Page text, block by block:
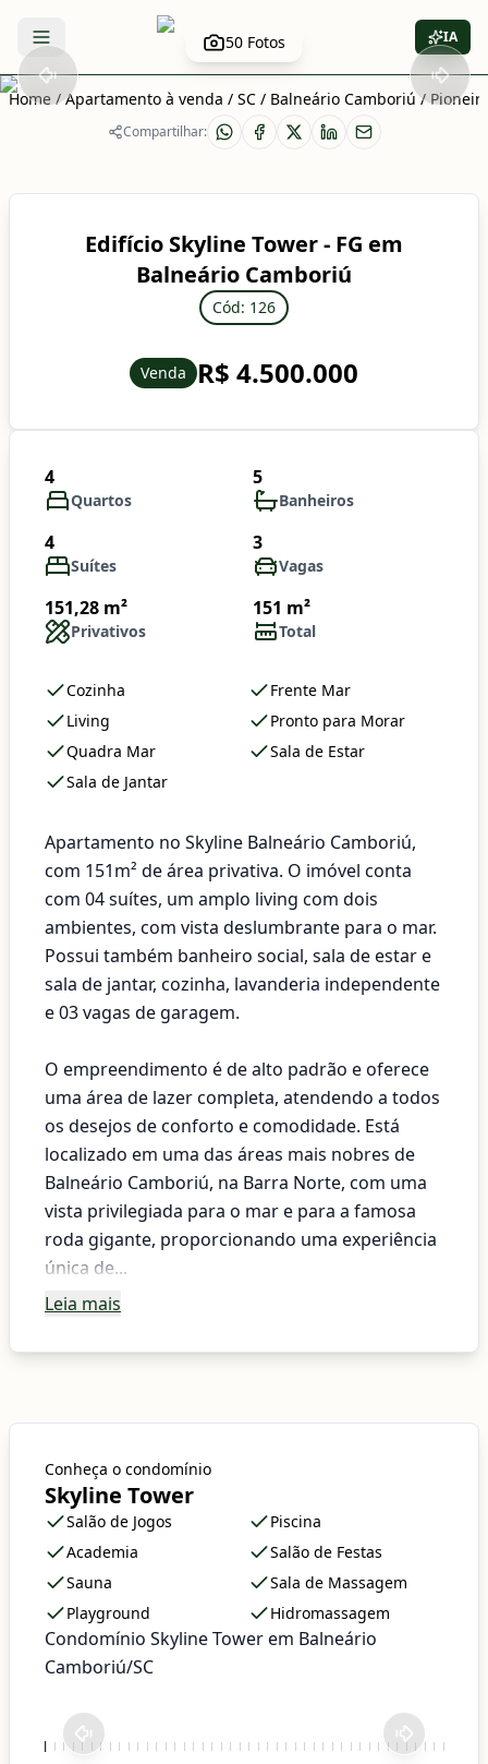
Abrir menu IA
50 Fotos
Home / Apartamento à venda / SC / Balneário Camboriú /
Compartilhar:
Edifício Skyline Tower - FG em
Balneário Camboriú
Cód: 126
Venda R$ 4.500.000
4
Quartos
5
Banheiros
4
Suítes
3
Vagas
151,28 m²
Privativos
151 m²
Total
Cozinha
Frente Mar
Living
Pronto para Morar
Quadra Mar
Sala de Estar
Sala de Jantar
Apartamento no Skyline Balneário Camboriú,
com 151m² de área privativa. O imóvel conta
com 04 suítes, um amplo living com dois
ambientes, com vista deslumbrante para o mar.
Possui também banheiro social, sala de estar e
sala de jantar, cozinha, lavanderia independente
e 03 vagas de garagem.
O empreendimento é de alto padrão e oferece
uma área de lazer completa, atendendo a todos
os desejos de conforto e comodidade. Está
localizado em uma das áreas mais nobres de
Balneário Camboriú, na Barra Norte, com uma
vista privilegiada para o mar e para a famosa
roda gigante, proporcionando uma experiência
única de...
Leia mais
Conheça o condomínio
Skyline Tower
Salão de Jogos
Piscina
Academia
Salão de Festas
Sauna
Sala de Massagem
Playground
Hidromassagem
Condomínio Skyline Tower em Balneário
Camboriú/SC